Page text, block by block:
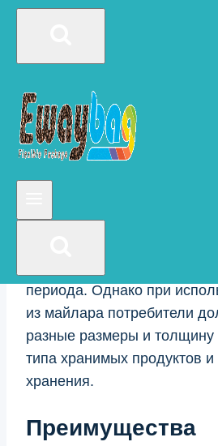
пищевых продуктов.
пленки, могут сохраняться
многократно
поглотителя кислорода в
запечатывание могут
Поглотитель кислорода в
периода. Однако при
из майлара потребители
разные размеры и толщину
типа хранимых продуктов
хранения.
Преимущества